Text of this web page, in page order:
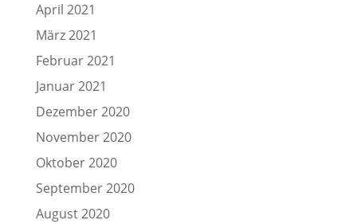
April 2021
März 2021
Februar 2021
Januar 2021
Dezember 2020
November 2020
Oktober 2020
September 2020
August 2020